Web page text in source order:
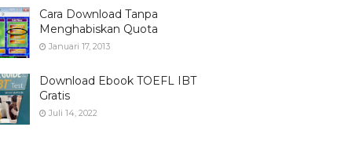
Cara Download Tanpa
Menghabiskan Quota
Januari 17, 2013
Download Ebook TOEFL IBT
Gratis
Juli 14, 2022